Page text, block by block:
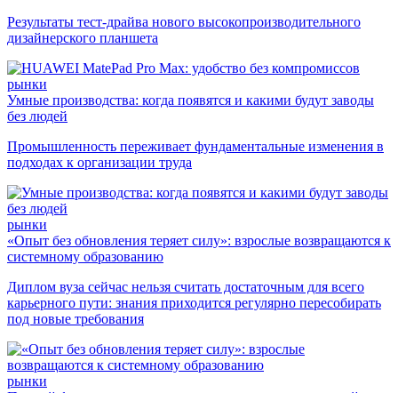
Результаты тест-драйва нового высокопроизводительного
дизайнерского планшета
рынки
Умные производства: когда появятся и какими будут заводы
без людей
Промышленность переживает фундаментальные изменения в
подходах к организации труда
рынки
«Опыт без обновления теряет силу»: взрослые возвращаются к
системному образованию
Диплом вуза сейчас нельзя считать достаточным для всего
карьерного пути: знания приходится регулярно пересобирать
под новые требования
рынки